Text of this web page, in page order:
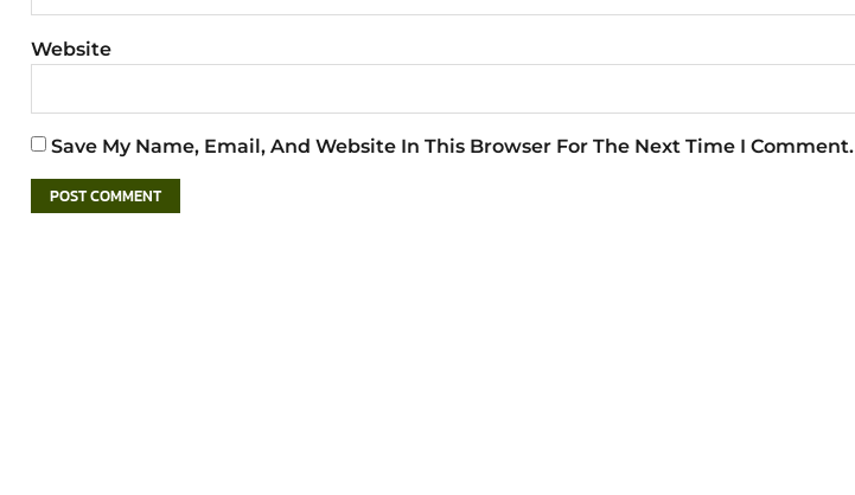
Website
Save My Name, Email, And Website In This Browser For The Next Time I Comment.